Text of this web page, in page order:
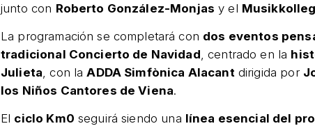
junto con Roberto González-Monjas y el
La programación se completará con dos eventos
tradicional Concierto de Navidad , centrado en la
Julieta , con laADDA Simfònica Alacant dirigida por
los Niños Cantores de Viena.
El ciclo Km0 seguirá siendo una línea esencial del